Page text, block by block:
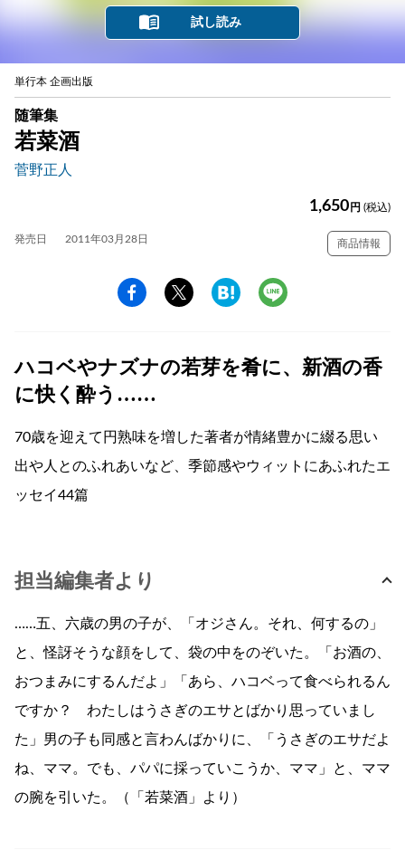
試し読み
単行本 企画出版
随筆集
若菜酒
菅野正人
1,650 円 (税込)
発売日 2011年03月28日 商品情報
ハコベやナズナの若芽を肴に、新酒の香
に快く酔う……
70歳を迎えて円熟味を増した著者が情緒豊かに綴る思い
出や人とのふれあいなど、季節感やウィットにあふれたエ
ッセイ44篇
担当編集者より
……五、六歳の男の子が、「オジさん。それ、何するの」
と、怪訝そうな顔をして、袋の中をのぞいた。「お酒の、
おつまみにするんだよ」「あら、ハコベって食べられるん
ですか？ わたしはうさぎのエサとばかり思っていまし
た」男の子も同感と言わんばかりに、「うさぎのエサだよ
ね、ママ。でも、パパに採っていこうか、ママ」と、ママ
の腕を引いた。（「若菜酒」より）